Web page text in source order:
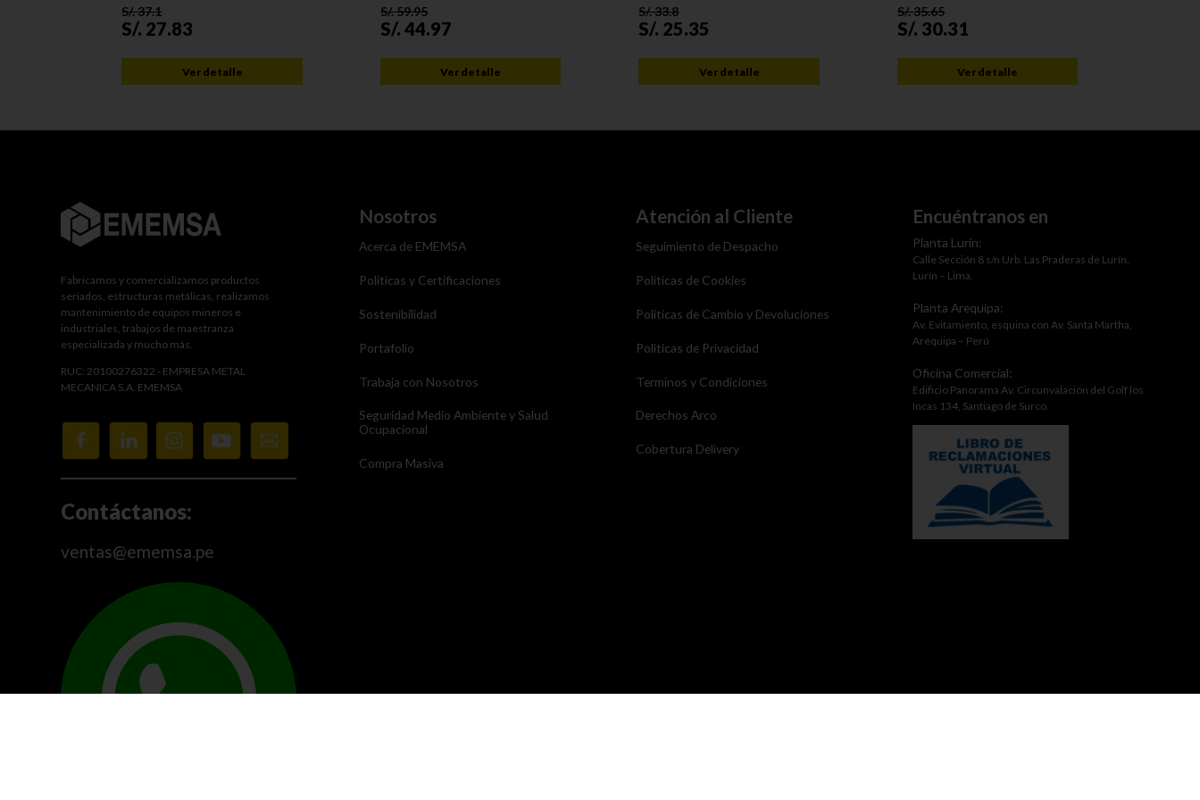
S/.37.1
S/. 27.83
Ver detalle
S/.59.95
S/. 44.97
Ver detalle
S/.33.8
S/. 25.35
Ver detalle
S/.35.65
S/. 30.31
Ver detalle
Fabricamos y comercializamos productos
seriados, estructuras metálicas, realizamos
mantenimiento de equipos mineros e
industriales, trabajos de maestranza
especializada y mucho más.
RUC: 20100276322 - EMPRESA METAL
MECANICA S.A. EMEMSA
Contáctanos:
ventas@ememsa.pe
Nosotros
Acerca de EMEMSA
Políticas y Certificaciones
Sostenibilidad
Portafolio
Trabaja con Nosotros
Seguridad Medio Ambiente y Salud
Ocupacional
Compra Masiva
Atención al Cliente
Seguimiento de Despacho
Politicas de Cookies
Politicas de Cambio y Devoluciones
Politicas de Privacidad
Terminos y Condiciones
Derechos Arco
Cobertura Delivery
Encuéntranos en
Planta Lurín:
Calle Sección 8 s/n Urb. Las Praderas de Lurín,
Lurín – Lima.
Planta Arequipa:
Av. Evitamiento, esquina con Av. Santa Martha,
Arequipa – Perú
Oficina Comercial:
Edificio Panorama Av. Circunvalación del Golf los
Incas 134, Santiago de Surco.